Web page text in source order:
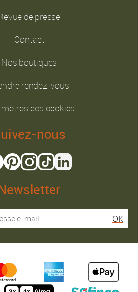
de presse
Contact
Nos boutiques
rendez-vous
des cookies
nous
OK